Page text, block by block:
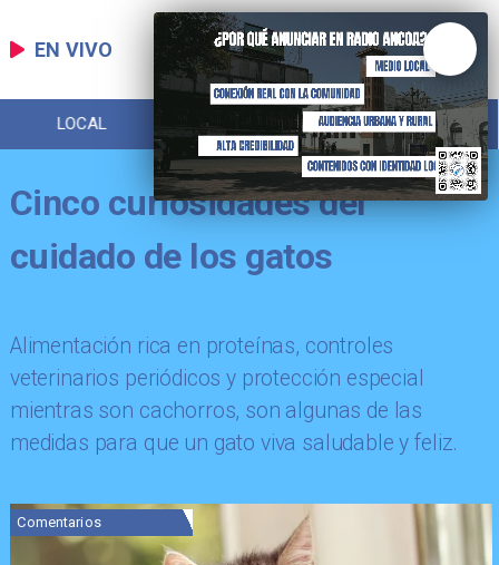
EN VIVO
LOCAL POLICIAL
Cinco curiosidades del
cuidado de los gatos
Alimentación rica en proteínas, controles
veterinarios periódicos y protección especial
mientras son cachorros, son algunas de las
medidas para que un gato viva saludable y feliz.
Comentarios